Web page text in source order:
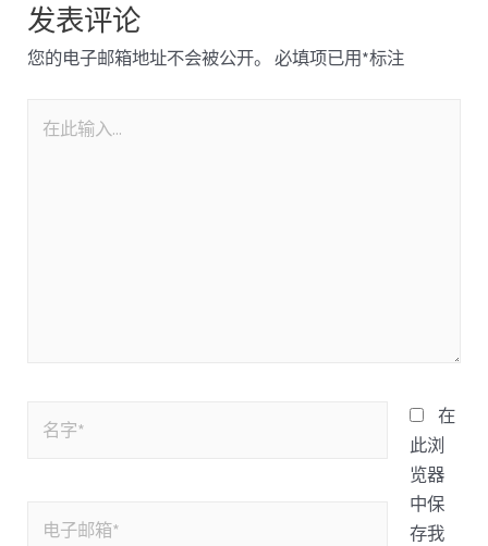
发表评论
您的电子邮箱地址不会被公开。 必填项已用*标注
在
此浏
览器
中保
存我